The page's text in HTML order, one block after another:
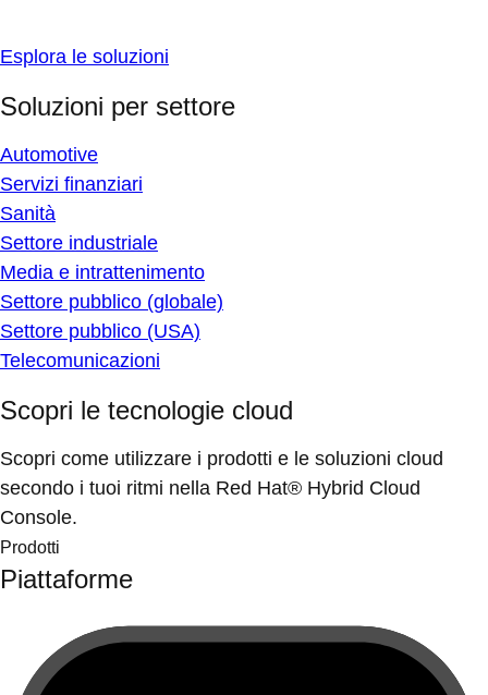
Esplora le soluzioni
Soluzioni per settore
Automotive
Servizi finanziari
Sanità
Settore industriale
Media e intrattenimento
Settore pubblico (globale)
Settore pubblico (USA)
Telecomunicazioni
Scopri le tecnologie cloud
Scopri come utilizzare i prodotti e le soluzioni cloud
secondo i tuoi ritmi nella Red Hat® Hybrid Cloud
Console.
Prodotti
Piattaforme